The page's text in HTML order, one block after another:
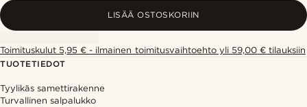
LISÄÄ OSTOSKORIIN
Toimituskulut 5,95 € - ilmainen toimitusvaihtoehto yli 59,00 € tilauksiin
TUOTETIEDOT
Tyylikäs samettirakenne
Turvallinen salpalukko